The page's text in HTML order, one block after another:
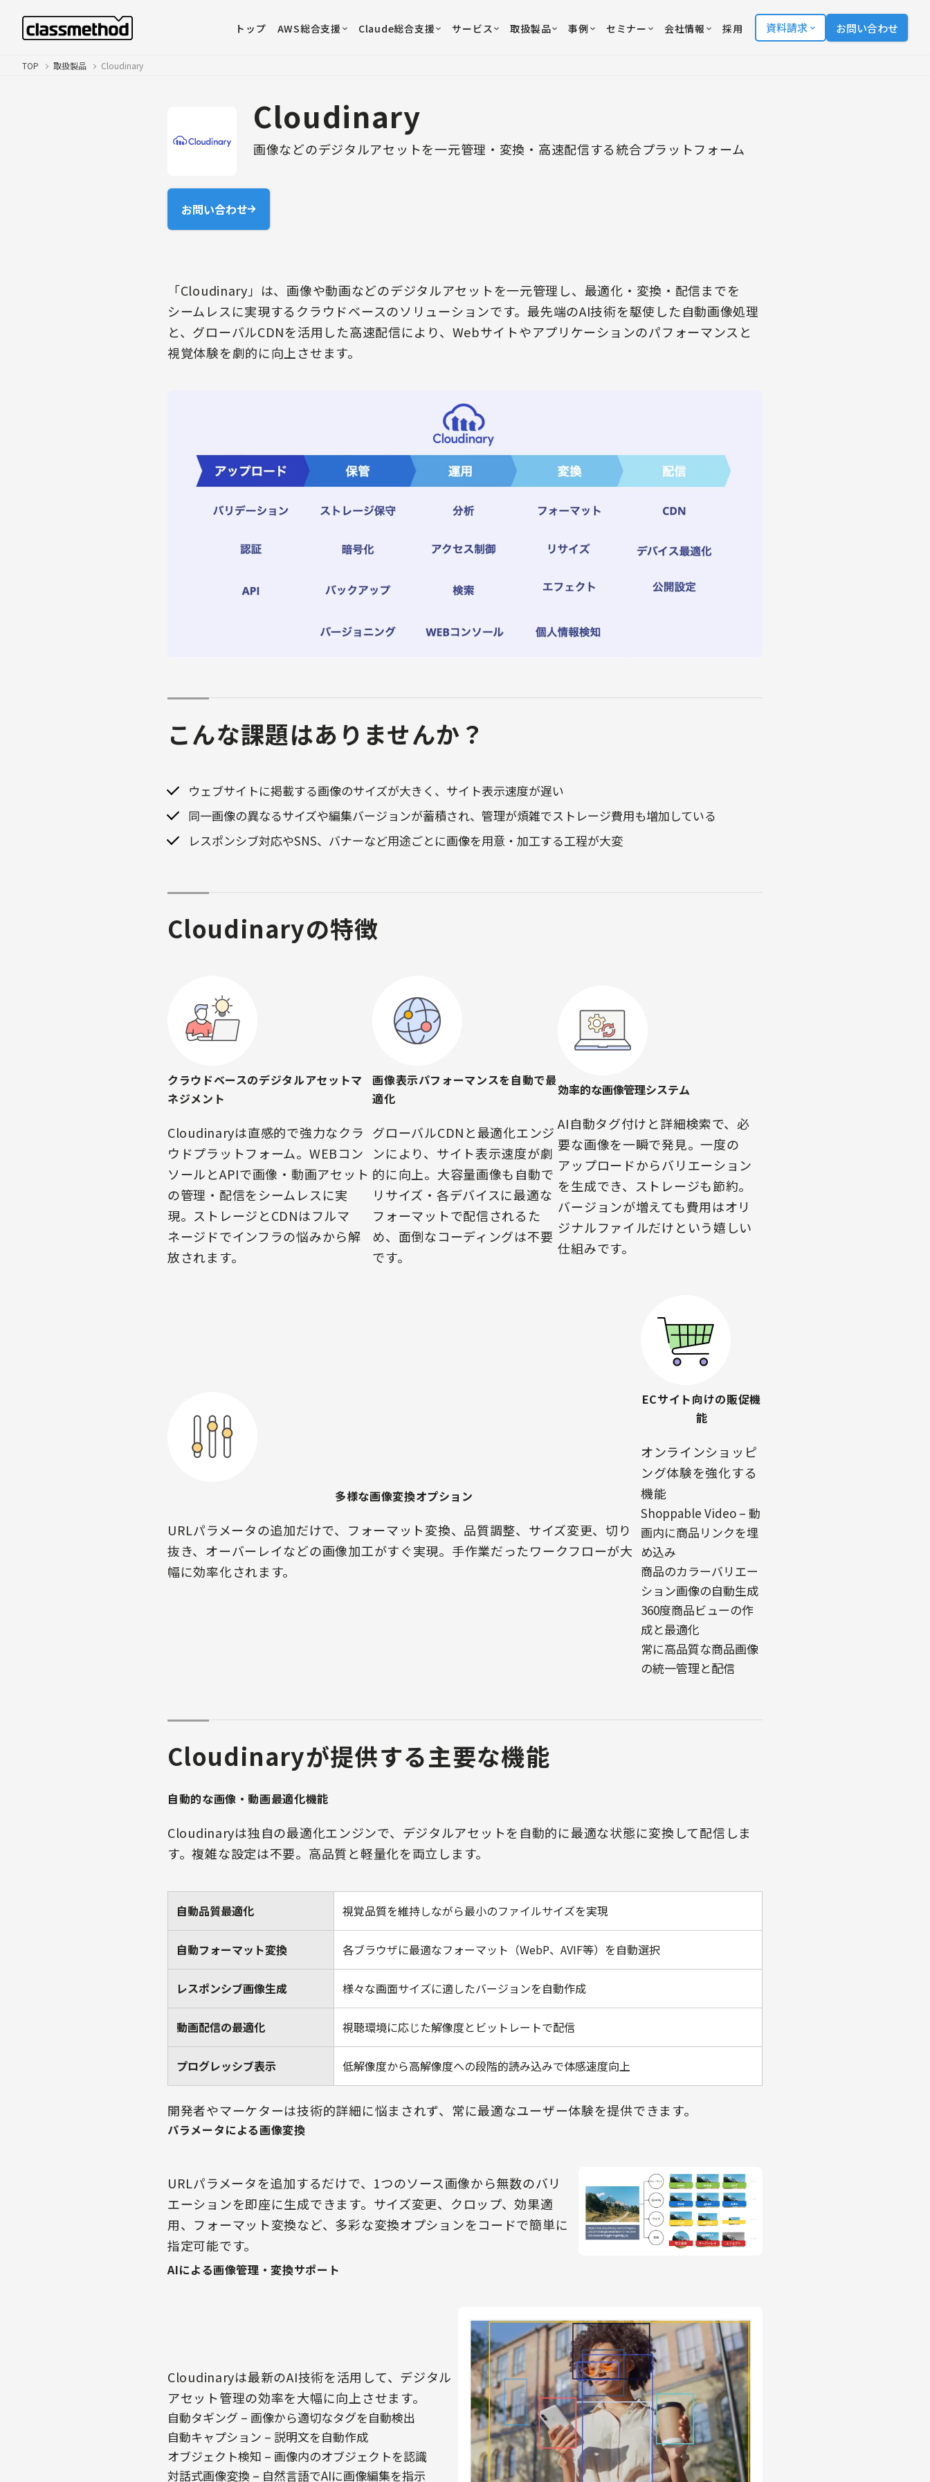
トップ AWS総合支援 Claude総合支援 サービス 取扱製品 事例 セミナー 会社情報 採用 資料請求 お問い合わせ
TOP 取扱製品 Cloudinary
Cloudinary
画像などのデジタルアセットを一元管理・変換・高速配信する統合プラットフォーム
お問い合わせ
「Cloudinary」は、画像や動画などのデジタルアセットを一元管理し、最適化・変換・配信までを
シームレスに実現するクラウドベースのソリューションです。最先端のAI技術を駆使した自動画像処理
と、グローバルCDNを活用した高速配信により、Webサイトやアプリケーションのパフォーマンスと
視覚体験を劇的に向上させます。
こんな課題はありませんか？
ウェブサイトに掲載する画像のサイズが大きく、サイト表示速度が遅い
同一画像の異なるサイズや編集バージョンが蓄積され、管理が煩雑でストレージ費用も増加している
レスポンシブ対応やSNS、バナーなど用途ごとに画像を用意・加工する工程が大変
Cloudinaryの特徴
クラウドベースのデジタルアセットマ
ネジメント
Cloudinaryは直感的で強力なクラ
ウドプラットフォーム。WEBコン
ソールとAPIで画像・動画アセット
の管理・配信をシームレスに実
現。ストレージとCDNはフルマ
ネージドでインフラの悩みから解
放されます。
画像表示パフォーマンスを自動で最
適化
グローバルCDNと最適化エンジ
ンにより、サイト表示速度が劇
的に向上。大容量画像も自動で
リサイズ・各デバイスに最適な
フォーマットで配信されるた
め、面倒なコーディングは不要
です。
効率的な画像管理システム
AI自動タグ付けと詳細検索で、必
要な画像を一瞬で発見。一度の
アップロードからバリエーション
を生成でき、ストレージも節約。
バージョンが増えても費用はオリ
ジナルファイルだけという嬉しい
仕組みです。
多様な画像変換オプション
URLパラメータの追加だけで、フォーマット変換、品質調整、サイズ変更、切り
抜き、オーバーレイなどの画像加工がすぐ実現。手作業だったワークフローが大
幅に効率化されます。
ECサイト向けの販促機
能
オンラインショッピ
ング体験を強化する
機能
Shoppable Video – 動
画内に商品リンクを埋
め込み
商品のカラーバリエー
ション画像の自動生成
360度商品ビューの作
成と最適化
常に高品質な商品画像
の統一管理と配信
Cloudinaryが提供する主要な機能
自動的な画像・動画最適化機能
Cloudinaryは独自の最適化エンジンで、デジタルアセットを自動的に最適な状態に変換して配信しま
す。複雑な設定は不要。高品質と軽量化を両立します。
自動品質最適化 視覚品質を維持しながら最小のファイルサイズを実現
自動フォーマット変換 各ブラウザに最適なフォーマット（WebP、AVIF等）を自動選択
レスポンシブ画像生成 様々な画面サイズに適したバージョンを自動作成
動画配信の最適化 視聴環境に応じた解像度とビットレートで配信
プログレッシブ表示 低解像度から高解像度への段階的読み込みで体感速度向上
開発者やマーケターは技術的詳細に悩まされず、常に最適なユーザー体験を提供できます。
パラメータによる画像変換
URLパラメータを追加するだけで、1つのソース画像から無数のバリ
エーションを即座に生成できます。サイズ変更、クロップ、効果適
用、フォーマット変換など、多彩な変換オプションをコードで簡単に
指定可能です。
AIによる画像管理・変換サポート
Cloudinaryは最新のAI技術を活用して、デジタル
アセット管理の効率を大幅に向上させます。
自動タギング – 画像から適切なタグを自動検出
自動キャプション – 説明文を自動作成
オブジェクト検知 – 画像内のオブジェクトを認識
対話式画像変換 – 自然言語でAIに画像編集を指示